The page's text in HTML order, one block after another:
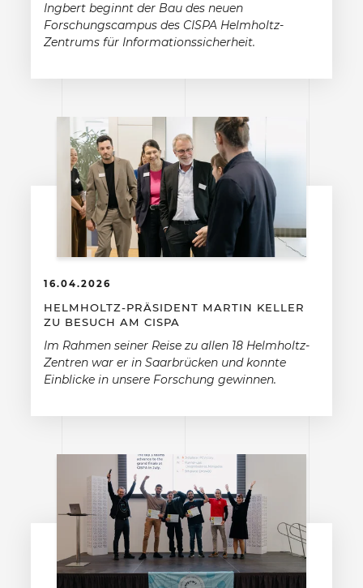
Ingbert beginnt der Bau des neuen
Forschungscampus des CISPA Helmholtz-
Zentrums für Informationssicherheit.
16.04.2026
HELMHOLTZ-PRÄSIDENT MARTIN KELLER
ZU BESUCH AM CISPA
Im Rahmen seiner Reise zu allen 18 Helmholtz-
Zentren war er in Saarbrücken und konnte
Einblicke in unsere Forschung gewinnen.